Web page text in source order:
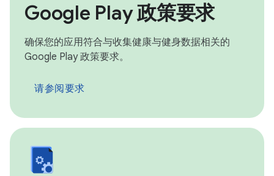
Google Play 政策要求
确保您的应用符合与收集健康与健身数据相关的
Google Play 政策要求。
请参阅要求